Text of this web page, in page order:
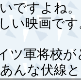
ですよね。
い映画で
ツ軍将校
んな伏線